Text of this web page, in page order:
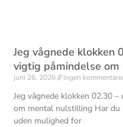
Jeg vågnede klokken
vigtig påmindelse
juni 26, 2026 Ingen
Jeg vågnede klokken 02.30
om mental nulstilling Har du
uden mulighed for